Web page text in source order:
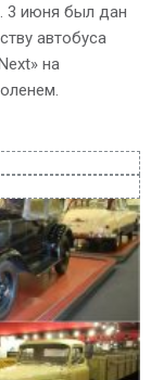
3 июня был дан
автобуса
на